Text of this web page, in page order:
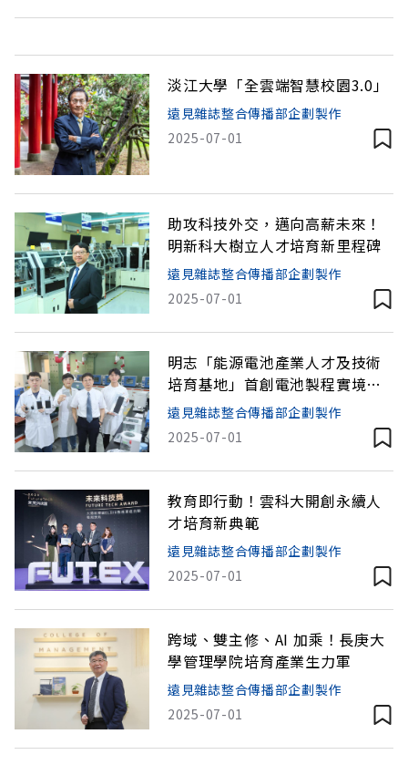
淡江大學「全雲端智慧校園3.0」
遠見雜誌整合傳播部企劃製作
2025-07-01
助攻科技外交，邁向高薪未來！
明新科大樹立人才培育新里程碑
遠見雜誌整合傳播部企劃製作
2025-07-01
明志「能源電池產業人才及技術
培育基地」首創電池製程實境教
學
遠見雜誌整合傳播部企劃製作
2025-07-01
教育即行動！雲科大開創永續人
才培育新典範
遠見雜誌整合傳播部企劃製作
2025-07-01
跨域、雙主修、AI 加乘！長庚大
學管理學院培育產業生力軍
遠見雜誌整合傳播部企劃製作
2025-07-01